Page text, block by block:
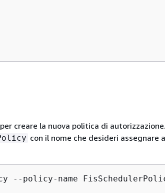
creare la nuova politica di autorizzazione.
con il nome che desideri assegnare
--policy-name